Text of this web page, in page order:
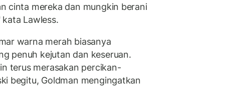
cinta mereka dan mungkin berani
Lawless.
warna merah biasanya
penuh kejutan dan keseruan.
terus merasakan percikan-
begitu, Goldman mengingatkan